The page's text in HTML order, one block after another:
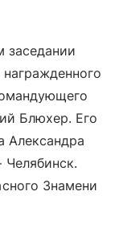
заседании
Блюхер. Его
Александра
Знамени